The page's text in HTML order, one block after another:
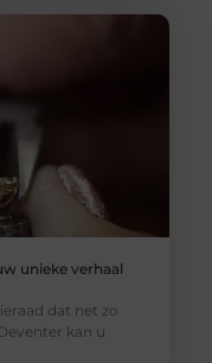
unieke verhaal
dat net zo
kan u